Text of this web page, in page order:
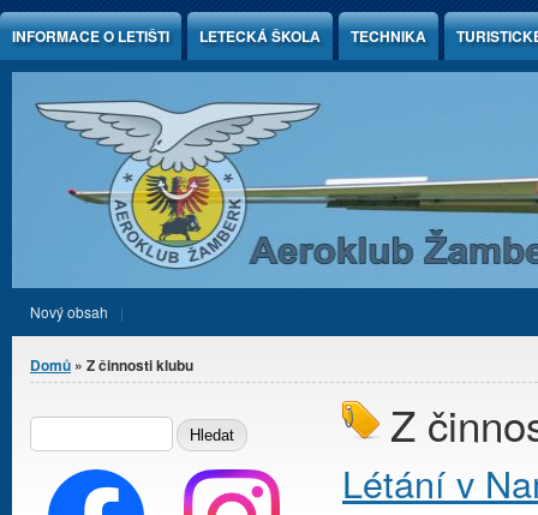
Jump to Content
INFORMACE O LETIŠTI LETECKÁ ŠKOLA TECHNIKA
Nový obsah
Jste zde
Domů » Z činnosti klubu
Z
Létání v
Vyhledávání